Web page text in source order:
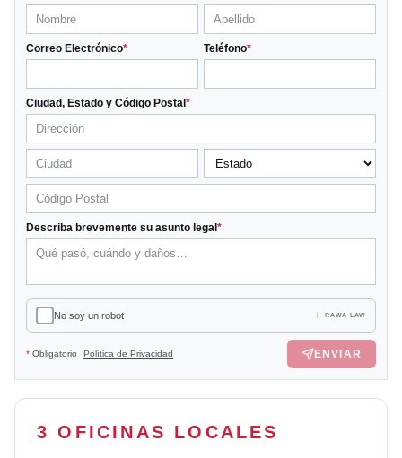
Correo Electrónico* Teléfono*
Ciudad, Estado y Código Postal*
Describa brevemente su asunto legal*
No soy un robot RAWA LAW
* Obligatorio Política de Privacidad ENVIAR
3 OFICINAS LOCALES